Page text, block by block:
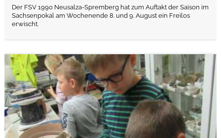
Der FSV 1990 Neusalza-Spremberg hat zum Auftakt der Saison im
Sachsenpokal am Wochenende 8. und 9. August ein Freilos
erwischt.
weiterlesen